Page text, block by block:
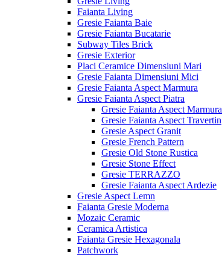
Faianta Living
Gresie Faianta Baie
Gresie Faianta Bucatarie
Subway Tiles Brick
Gresie Exterior
Placi Ceramice Dimensiuni Mari
Gresie Faianta Dimensiuni Mici
Gresie Faianta Aspect Marmura
Gresie Faianta Aspect Piatra
Gresie Faianta Aspect Marmura
Gresie Faianta Aspect Travertin
Gresie Aspect Granit
Gresie French Pattern
Gresie Old Stone Rustica
Gresie Stone Effect
Gresie TERRAZZO
Gresie Faianta Aspect Ardezie
Gresie Aspect Lemn
Faianta Gresie Moderna
Mozaic Ceramic
Ceramica Artistica
Faianta Gresie Hexagonala
Patchwork